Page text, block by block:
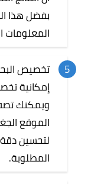
بفضل هذا
المعلومات
تخصيص
إمكانية
ويمكنك
الموقع
لتحسين
المطلوبة.